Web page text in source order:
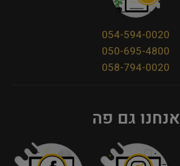
054-594-0020
050-695-4800
058-794-0020
אנחנו גם פה